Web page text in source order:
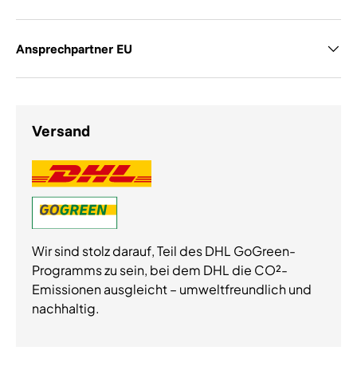
Ansprechpartner EU
Versand
Wir sind stolz darauf, Teil des DHL GoGreen-
Programms zu sein, bei dem DHL die CO²-
Emissionen ausgleicht – umweltfreundlich und
nachhaltig.